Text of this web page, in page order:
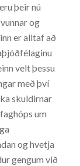
þeir nú
og
er alltaf að
velt þessu
með því
skuldirnar
um
og hvetja
gengum við